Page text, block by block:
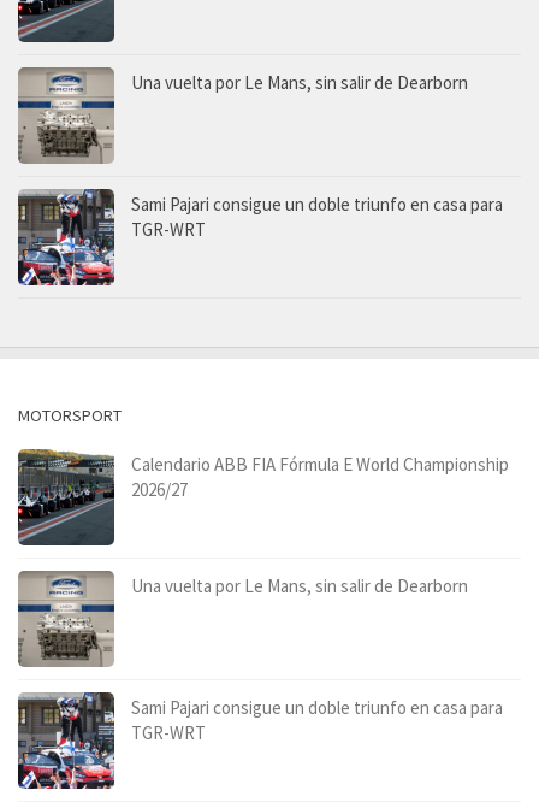
Una vuelta por Le Mans, sin salir de Dearborn
Sami Pajari consigue un doble triunfo en casa para
TGR-WRT
MOTORSPORT
Calendario ABB FIA Fórmula E World Championship
2026/27
Una vuelta por Le Mans, sin salir de Dearborn
Sami Pajari consigue un doble triunfo en casa para
TGR-WRT